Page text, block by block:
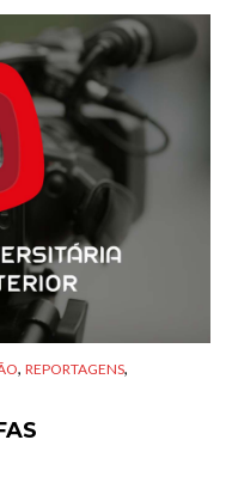
, REPORTAGENS,